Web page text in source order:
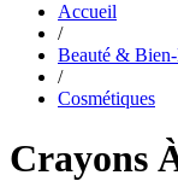
Accueil
/
Beauté &
/
Cosmétiques
Crayons